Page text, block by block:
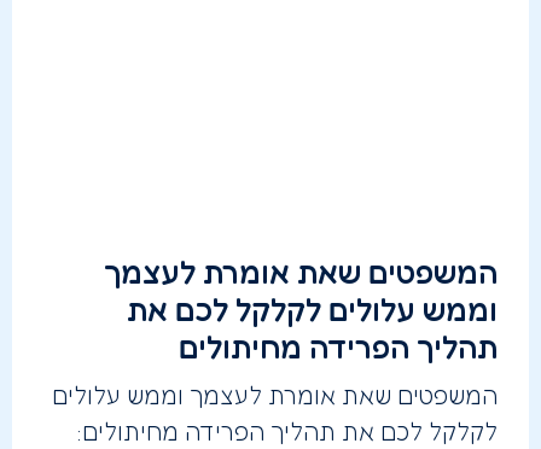
המשפטים שאת אומרת לעצמך
וממש עלולים לקלקל לכם את
תהליך הפרידה מחיתולים
המשפטים שאת אומרת לעצמך וממש עלולים
לקלקל לכם את תהליך הפרידה מחיתולים: